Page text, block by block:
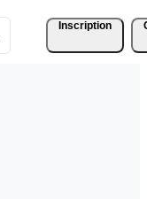
Inscription